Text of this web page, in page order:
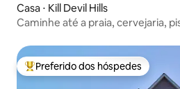
Casa ⋅ Kill Devil Hills
Caminhe até a praia, cervejaria,
Entre os melhores preferidos dos
Preferido dos hóspedes